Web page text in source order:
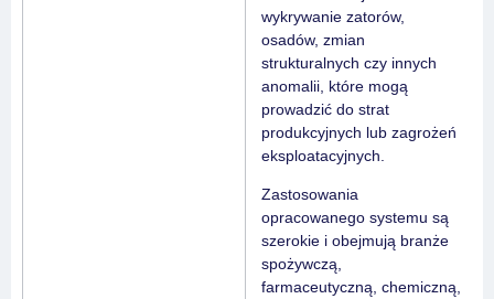
wykrywanie zatorów,
osadów, zmian
strukturalnych czy innych
anomalii, które mogą
prowadzić do strat
produkcyjnych lub zagrożeń
eksploatacyjnych.
Zastosowania
opracowanego systemu są
szerokie i obejmują branże
spożywczą,
farmaceutyczną, chemiczną,